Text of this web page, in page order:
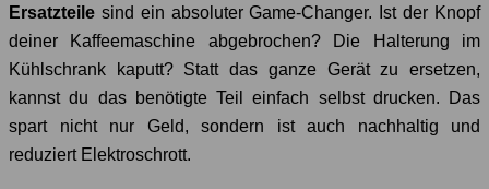
Ersatzteile sind ein absoluter Game-Changer. Ist der Knopf
deiner Kaffeemaschine abgebrochen? Die Halterung im
Kühlschrank kaputt? Statt das ganze Gerät zu ersetzen,
kannst du das benötigte Teil einfach selbst drucken. Das
spart nicht nur Geld, sondern ist auch nachhaltig und
reduziert Elektroschrott.